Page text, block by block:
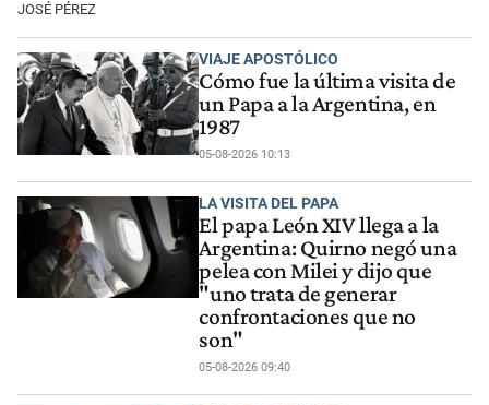
JOSÉ PÉREZ
VIAJE APOSTÓLICO
Cómo fue la última visita de
un Papa a la Argentina, en
1987
05-08-2026 10:13
LA VISITA DEL PAPA
El papa León XIV llega a la
Argentina: Quirno negó una
pelea con Milei y dijo que
"uno trata de generar
confrontaciones que no
son"
05-08-2026 09:40